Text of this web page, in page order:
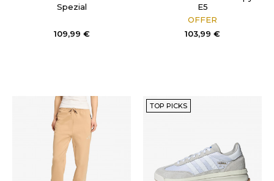
Spezial
109,99 €
E5
OFFER
103,99 €
TOP PICKS